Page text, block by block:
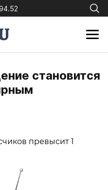
становится
превысит 1